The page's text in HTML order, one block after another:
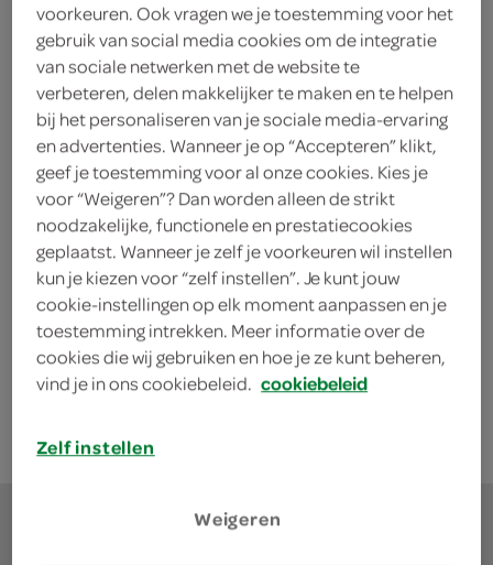
Pudliszki goulash
500 Gram
4.55 kies je SPAR
Pudliszki Ketchup pikantny
480 Gram
3.19 kies je SPAR
voorkeuren. Ook vragen we je toestemming voor het
gebruik van social media cookies om de integratie
van sociale netwerken met de website te
verbeteren, delen makkelijker te maken en te helpen
bij het personaliseren van je sociale media-ervaring
en advertenties. Wanneer je op “Accepteren” klikt,
geef je toestemming voor al onze cookies. Kies je
voor “Weigeren”? Dan worden alleen de strikt
noodzakelijke, functionele en prestatiecookies
geplaatst. Wanneer je zelf je voorkeuren wil instellen
kun je kiezen voor “zelf instellen”. Je kunt jouw
cookie-instellingen op elk moment aanpassen en je
toestemming intrekken. Meer informatie over de
cookies die wij gebruiken en hoe je ze kunt beheren,
vind je in ons cookiebeleid. cookiebeleid
Zelf instellen
Weigeren